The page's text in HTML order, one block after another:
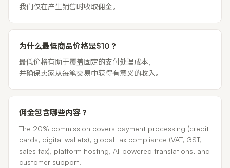
我们仅在产生销售时收取佣金。
为什么最低商品价格是$10？
最低价格有助于覆盖固定的支付处理成本，
并确保卖家从每笔交易中获得有意义的收入。
佣金包含哪些内容？
The 20% commission covers payment processing (credit
cards, digital wallets), global tax compliance (VAT, GST,
sales tax), platform hosting, AI-powered translations, and
customer support.